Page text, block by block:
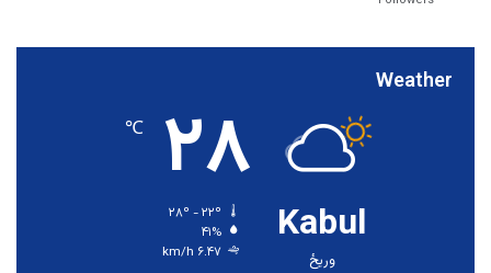
Weather
Kabul
وریځ
۲۸ ℃
۴۱%
۶.۴۷ km/h